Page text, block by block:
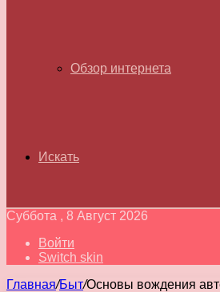
Обзор интернета
Искать
Суббота , 8 Август 2026
Войти
Switch skin
Главная/Быт/Основы вождения